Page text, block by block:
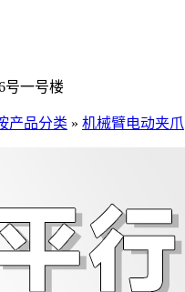
号一号楼
产品分类 » 机械臂电动夹爪